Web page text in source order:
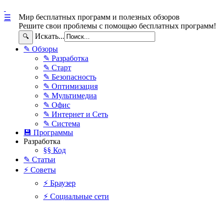
Мир бесплатных программ и полезных обзоров
Решите свои проблемы с помощью бесплатных программ!
🔍 Искать...
☰
✎ Обзоры
✎ Разработка
✎ Старт
✎ Безопасность
✎ Оптимизация
✎ Мультимедиа
✎ Офис
✎ Интернет и Сеть
✎ Система
💾 Программы
Разработка
§§ Код
✎ Статьи
⚡ Советы
⚡ Браузер
⚡ Социальные сети